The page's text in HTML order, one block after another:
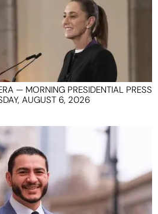
— MORNING PRESIDENTIAL PRESS
AUGUST 6, 2026